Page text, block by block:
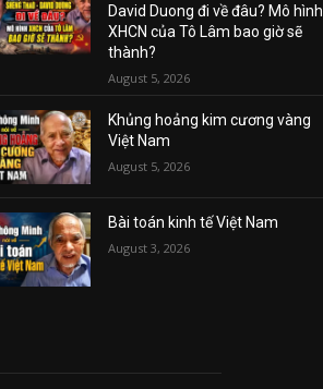
David Duong đi về đâu? Mô hình
XHCN của Tô Lâm bao giờ sẽ
thành?
August 5, 2026
Khủng hoảng kim cương vàng
Việt Nam
August 5, 2026
Bài toán kinh tế Việt Nam
August 3, 2026